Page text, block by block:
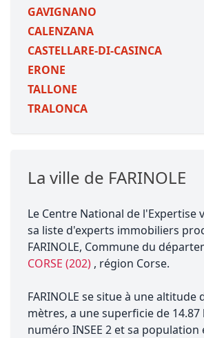
GAVIGNANO
CALENZANA
CASTELLARE-DI-CASINCA
ERONE
TALLONE
TRALONCA
La ville de FARINOLE
Le Centre National de l'Expertise
sa liste d'experts immobiliers
FARINOLE, Commune du
CORSE (202) , région Corse.
FARINOLE se situe à une altitude
mètres, a une superficie de 14.87
numéro INSEE 2 et sa